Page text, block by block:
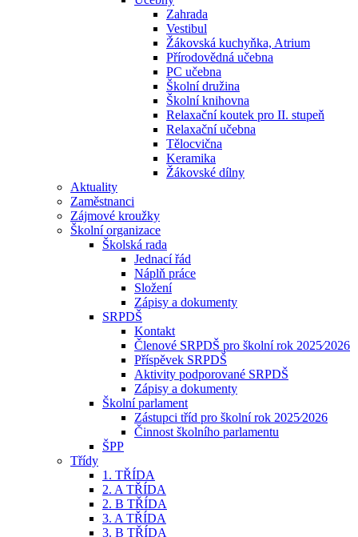
Zahrada
Vestibul
Žákovská kuchyňka, Atrium
Přírodovědná učebna
PC učebna
Školní družina
Školní knihovna
Relaxační koutek pro II. stupeň
Relaxační učebna
Tělocvična
Keramika
Žákovské dílny
Aktuality
Zaměstnanci
Zájmové kroužky
Školní organizace
Školská rada
Jednací řád
Náplň práce
Složení
Zápisy a dokumenty
SRPDŠ
Kontakt
Členové SRPDŠ pro školní rok 2025⁄2026
Příspěvek SRPDŠ
Aktivity podporované SRPDŠ
Zápisy a dokumenty
Školní parlament
Zástupci tříd pro školní rok 2025⁄2026
Činnost školního parlamentu
ŠPP
Třídy
1. TŘÍDA
2. A TŘÍDA
2. B TŘÍDA
3. A TŘÍDA
3. B TŘÍDA